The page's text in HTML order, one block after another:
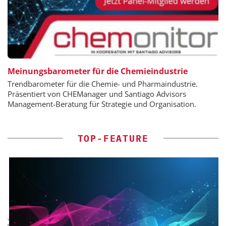
Meinungsbarometer für die Chemieindustrie
Trendbarometer für die Chemie- und Pharmaindustrie.
Präsentiert von CHEManager und Santiago Advisors
Management-Beratung für Strategie und Organisation.
TOP-FEATURE